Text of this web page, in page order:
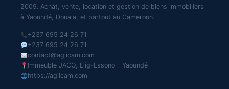
2009. Achat, vente, location et gestion de biens immobiliers
à Yaoundé, Douala, et partout au Cameroun.
+237 695 24 26 71
+237 695 24 26 71
contact@agiicam.com
Immeuble JACO, Elig-Essono – Yaoundé
https://agiicam.com